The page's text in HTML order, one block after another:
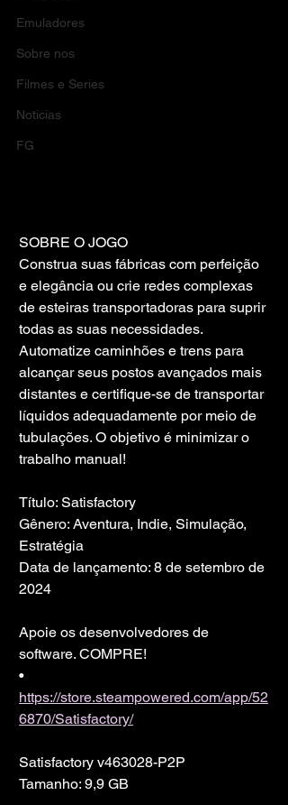
Emuladores
Sobre nos
Filmes e Series
Noticias
FG
SOBRE O JOGO
Construa suas fábricas com perfeição
e elegância ou crie redes complexas
de esteiras transportadoras para suprir
todas as suas necessidades.
Automatize caminhões e trens para
alcançar seus postos avançados mais
distantes e certifique-se de transportar
líquidos adequadamente por meio de
tubulações. O objetivo é minimizar o
trabalho manual!
Título: Satisfactory
Gênero: Aventura, Indie, Simulação,
Estratégia
Data de lançamento: 8 de setembro de
2024
Apoie os desenvolvedores de
software. COMPRE!
•
https://store.steampowered.com/app/52
6870/Satisfactory/
Satisfactory v463028-P2P
Tamanho: 9,9 GB